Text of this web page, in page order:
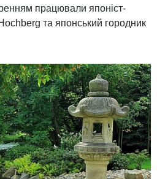
працювали японіст-
та японський городник